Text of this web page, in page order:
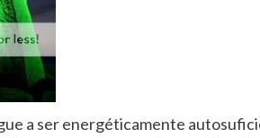
a ser energéticamente